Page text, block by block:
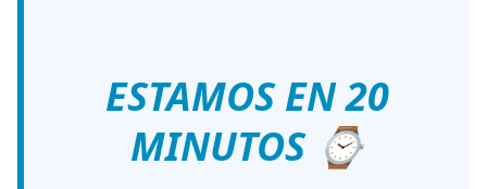
ESTAMOS EN 20
MINUTOS ⌚